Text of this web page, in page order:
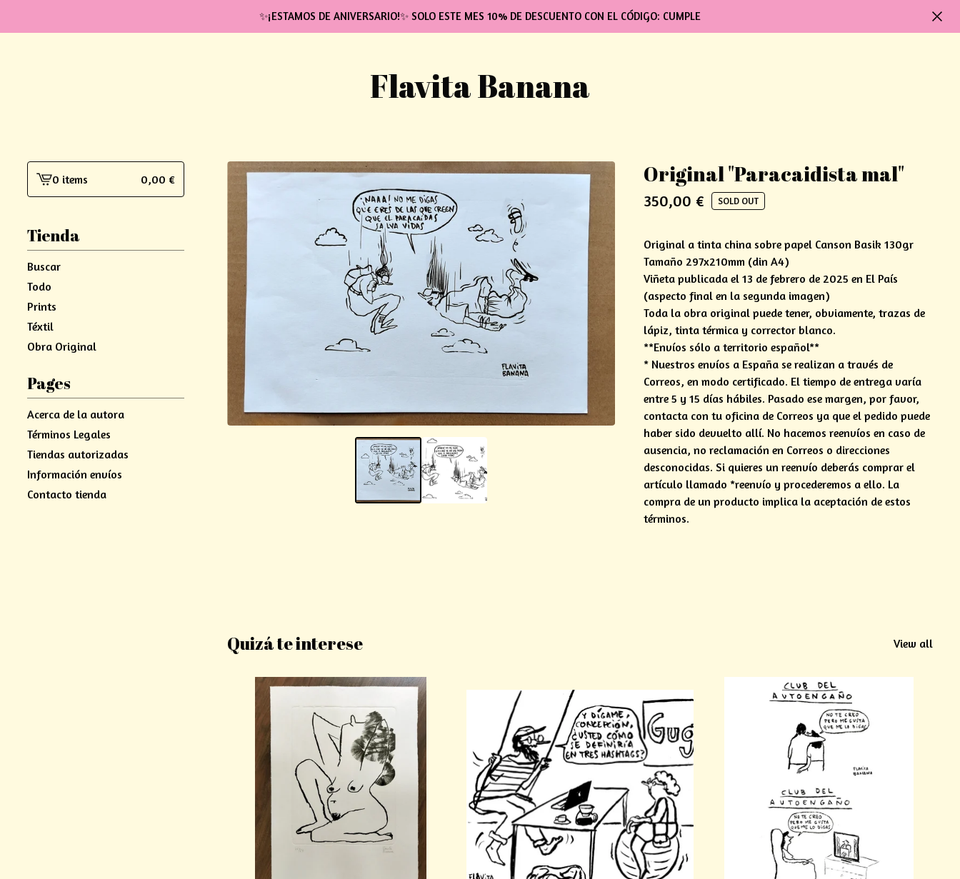
✨¡ESTAMOS DE ANIVERSARIO!✨ SOLO ESTE MES 10% DE DESCUENTO CON EL CÓDIGO: CUMPLE
Flavita Banana
View
0 items 0,00 €
Tienda
Buscar
Todo
Prints
Téxtil
Obra Original
Pages
Acerca de la autora
Términos Legales
Tiendas autorizadas
Información envíos
Contacto tienda
Original "Paracaidista mal"
350,00 € SOLD OUT
Original a tinta china sobre papel Canson Basik 130gr
Tamaño 297x210mm (din A4)
Viñeta publicada el 13 de febrero de 2025 en El País
(aspecto final en la segunda imagen)
Toda la obra original puede tener, obviamente, trazas de
lápiz, tinta térmica y corrector blanco.
**Envíos sólo a territorio español**
* Nuestros envíos a España se realizan a través de
Correos, en modo certificado. El tiempo de entrega varía
entre 5 y 15 días hábiles. Pasado ese margen, por favor,
contacta con tu oficina de Correos ya que el pedido puede
haber sido devuelto allí. No hacemos reenvíos en caso de
ausencia, no reclamación en Correos o direcciones
desconocidas. Si quieres un reenvío deberás comprar el
artículo llamado *reenvío y procederemos a ello. La
compra de un producto implica la aceptación de estos
términos.
Quizá te interese View all